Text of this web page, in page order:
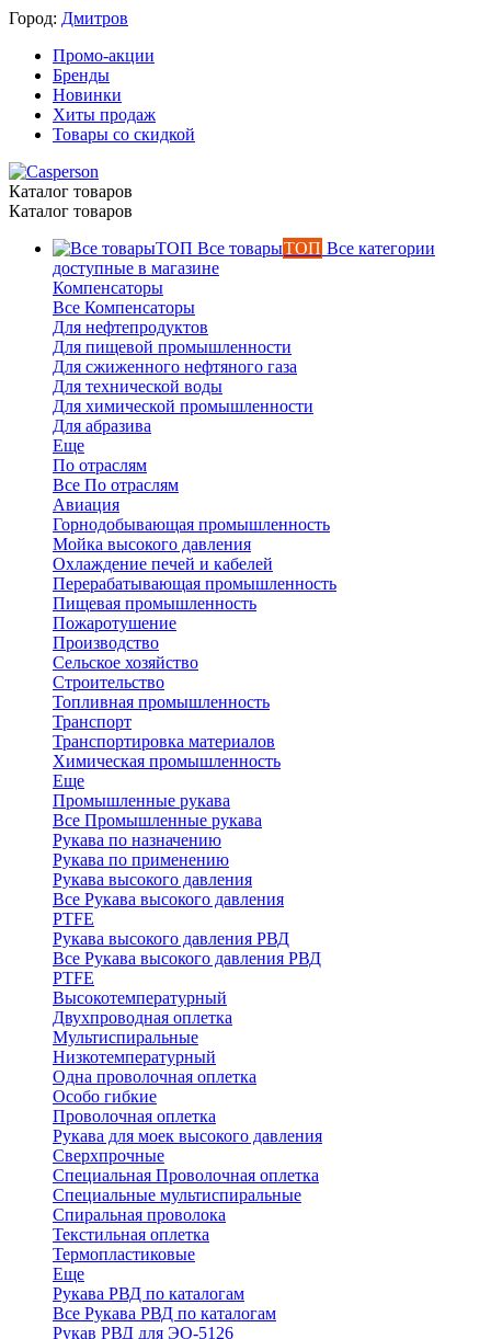
Город: Дмитров
Промо-акции
Бренды
Новинки
Хиты продаж
Товары со скидкой
Каталог товаров
Каталог товаров
Все товарыТОП Все категории
доступные в магазине
Компенсаторы
Все Компенсаторы
Для нефтепродуктов
Для пищевой промышленности
Для сжиженного нефтяного газа
Для технической воды
Для химической промышленности
Для абразива
Еще
По отраслям
Все По отраслям
Авиация
Горнодобывающая промышленность
Мойка высокого давления
Охлаждение печей и кабелей
Перерабатывающая промышленность
Пищевая промышленность
Пожаротушение
Производство
Сельское хозяйство
Строительство
Топливная промышленность
Транспорт
Транспортировка материалов
Химическая промышленность
Еще
Промышленные рукава
Все Промышленные рукава
Рукава по назначению
Рукава по применению
Рукава высокого давления
Все Рукава высокого давления
PTFE
Рукава высокого давления РВД
Все Рукава высокого давления РВД
PTFE
Высокотемпературный
Двухпроводная оплетка
Мультиспиральные
Низкотемпературный
Одна проволочная оплетка
Особо гибкие
Проволочная оплетка
Рукава для моек высокого давления
Сверхпрочные
Специальная Проволочная оплетка
Специальные мультиспиральные
Спиральная проволока
Текстильная оплетка
Термопластиковые
Еще
Рукава РВД по каталогам
Все Рукава РВД по каталогам
Рукав РВД для ЭО-5126